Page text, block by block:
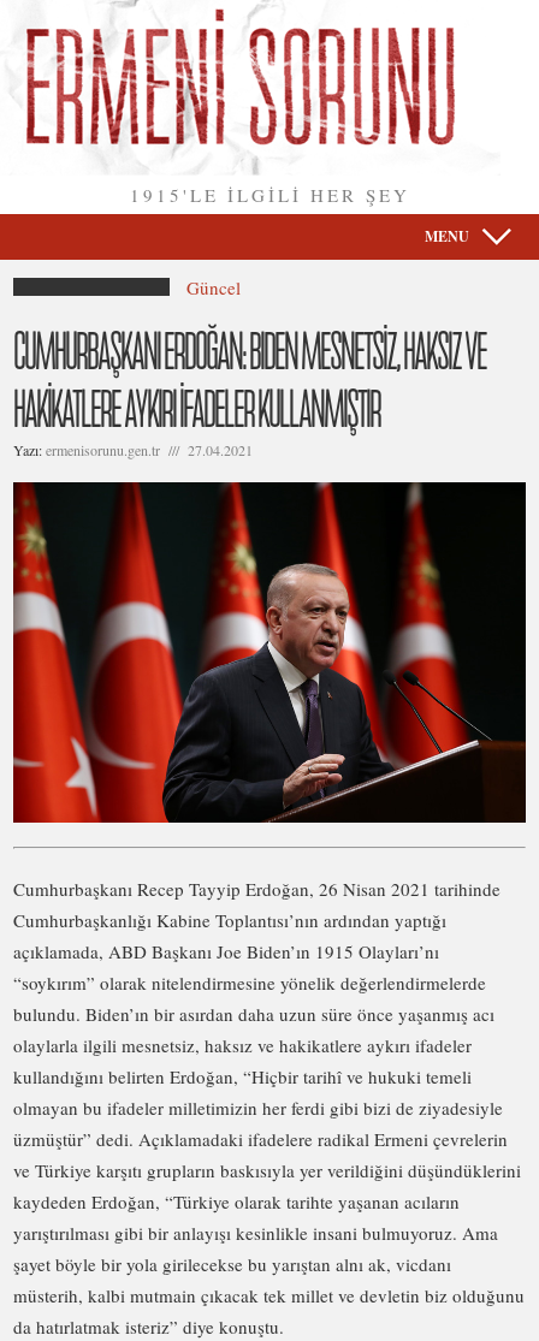
1915'LE İLGİLİ HER ŞEY
MENU
Güncel
CUMHURBAŞKANI ERDOĞAN: BIDEN MESNETSİZ, HAKSIZ VE
HAKİKATLERE AYKIRI İFADELER KULLANMIŞTIR
Yazı:ermenisorunu.gen.tr /// 27.04.2021
Cumhurbaşkanı Recep Tayyip Erdoğan, 26 Nisan 2021 tarihinde
Cumhurbaşkanlığı Kabine Toplantısı’nın ardından yaptığı
açıklamada, ABD Başkanı Joe Biden’ın 1915 Olayları’nı
“soykırım” olarak nitelendirmesine yönelik değerlendirmelerde
bulundu. Biden’ın bir asırdan daha uzun süre önce yaşanmış acı
olaylarla ilgili mesnetsiz, haksız ve hakikatlere aykırı ifadeler
kullandığını belirten Erdoğan, “Hiçbir tarihî ve hukuki temeli
olmayan bu ifadeler milletimizin her ferdi gibi bizi de ziyadesiyle
üzmüştür” dedi. Açıklamadaki ifadelere radikal Ermeni çevrelerin
ve Türkiye karşıtı grupların baskısıyla yer verildiğini düşündüklerini
kaydeden Erdoğan, “Türkiye olarak tarihte yaşanan acıların
yarıştırılması gibi bir anlayışı kesinlikle insani bulmuyoruz. Ama
şayet böyle bir yola girilecekse bu yarıştan alnı ak, vicdanı
müsterih, kalbi mutmain çıkacak tek millet ve devletin biz olduğunu
da hatırlatmak isteriz” diye konuştu.